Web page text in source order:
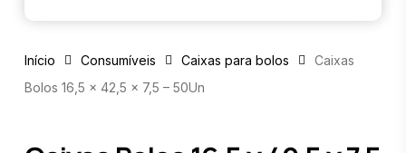
Início Consumíveis Caixas para bolos
Caixas
Bolos 16,5 x 42,5 x 7,5 – 50Un